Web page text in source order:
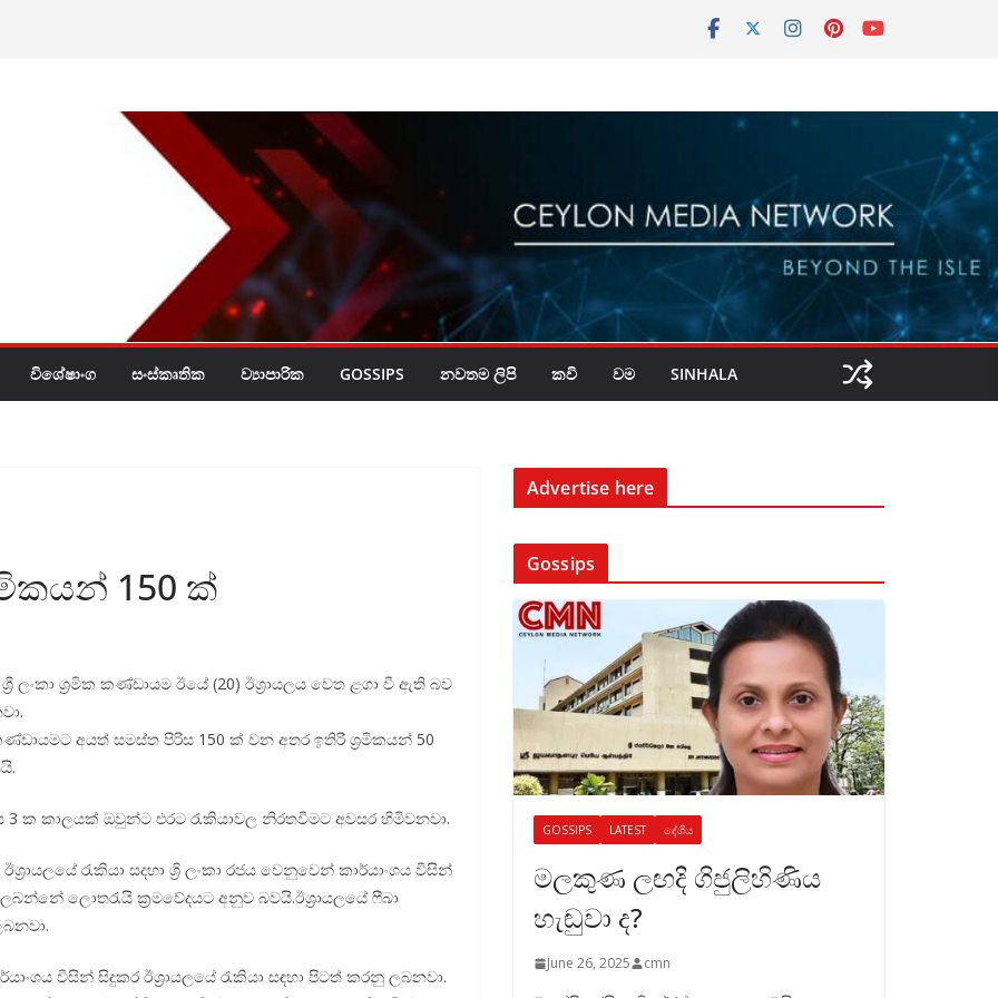
විශේෂාංග සංස්කෘතික ව්‍යාපාරික GOSSIPS නවතම ලිපි කවි වම SINHALA
150 ක්
ලංකා ශ්‍රමික කණ්ඩායම ඊයේ (20) ඊශ්‍රායලය වෙත ළගා වී ඇති බව
අයත් සමස්ත පිරිස 150 ක් වන අතර ඉතිරි ශ්‍රමිකයන් 50
3 ක කාලයක් ඔවුන්ට එරට රැකියාවල නිරතවීමට අවසර හිමිවනවා.
රැකියා සදහා ශ්‍රි ලංකා රජය වෙනුවෙන් කාර්යාංශය විසින්
ලොතරැයි ක්‍රමවේදයට අනුව බවයි.ඊශ්‍රායලයේ ෆීබා
විසින් සිදුකර ඊශ්‍රායලයේ රැකියා සඳහා පිටත් කරනු ලබනවා.
Advertise here
Gossips
GOSSIPS LATEST දේශීය
මලකුණ ලඟදි ගිජුලිහිණිය
හැඬුවා ද?
June 26, 2025 cmn